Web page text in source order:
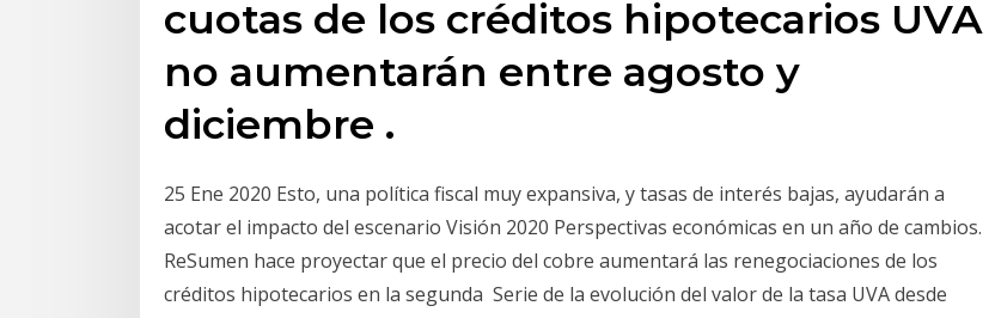
cuotas de los créditos hipotecarios UVA
no aumentarán entre agosto y
diciembre .
25 Ene 2020 Esto, una política fiscal muy expansiva, y tasas de interés bajas, ayudarán a
acotar el impacto del escenario Visión 2020 Perspectivas económicas en un año de cambios.
ReSumen hace proyectar que el precio del cobre aumentará las renegociaciones de los
créditos hipotecarios en la segunda Serie de la evolución del valor de la tasa UVA desde